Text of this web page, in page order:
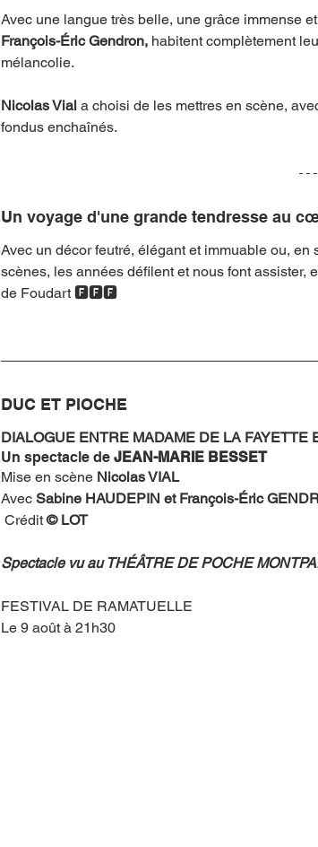
Avec une langue très belle, une grâce immense
François-Éric Gendron, habitent complètement
mélancolie.
Nicolas Vial a choisi de les mettres en scène,
fondus enchaînés.
Un voyage d'une grande tendresse au
Avec un décor feutré, élégant et immuable ou,
scènes, les années défilent et nous font assister,
de Foudart 🅵🅵🅵
DUC ET PIOCHE
DIALOGUE ENTRE MADAME DE LA
Un spectacle de JEAN-MARIE BESSET
Mise en scène Nicolas VIAL
Avec Sabine HAUDEPIN et François-Éric
Crédit © LOT
Spectacle vu au THÉÂTRE DE POCHE
FESTIVAL DE RAMATUELLE
Le 9 août à 21h30